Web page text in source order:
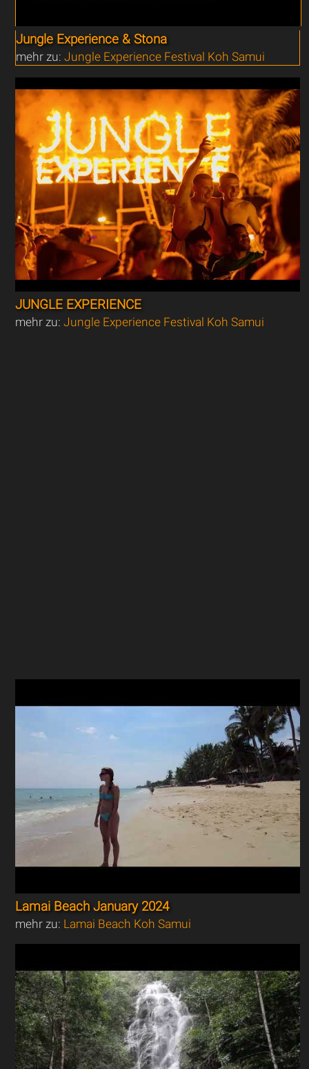
Jungle Experience & Stona
mehr zu:Jungle Experience Festival Koh Samui
JUNGLE EXPERIENCE
mehr zu:Jungle Experience Festival Koh Samui
Lamai Beach January 2024
mehr zu: Lamai Beach Koh Samui